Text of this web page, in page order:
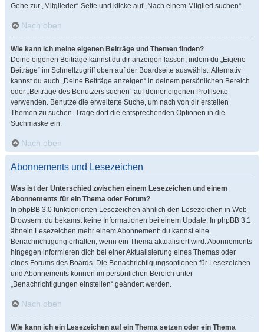
Gehe zur „Mitglieder“-Seite und klicke auf „Nach einem Mitglied suchen“.
Nach oben
Wie kann ich meine eigenen Beiträge und Themen finden?
Deine eigenen Beiträge kannst du dir anzeigen lassen, indem du „Eigene
Beiträge“ im Schnellzugriff oben auf der Boardseite auswählst. Alternativ
kannst du auch „Deine Beiträge anzeigen“ in deinem persönlichen Bereich
oder „Beiträge des Benutzers suchen“ auf deiner eigenen Profilseite
verwenden. Benutze die erweiterte Suche, um nach von dir erstellen
Themen zu suchen. Trage dort die entsprechenden Optionen in die
Suchmaske ein.
Nach oben
Abonnements und Lesezeichen
Was ist der Unterschied zwischen einem Lesezeichen und einem
Abonnements für ein Thema oder Forum?
In phpBB 3.0 funktionierten Lesezeichen ähnlich den Lesezeichen in Web-
Browsern: du bekamst keine Informationen bei einem Update. In phpBB 3.1
ähneln Lesezeichen mehr einem Abonnement: du kannst eine
Benachrichtigung erhalten, wenn ein Thema aktualisiert wird. Abonnements
hingegen informieren dich bei einer Aktualisierung eines Themas oder
eines Forums des Boards. Die Benachrichtigungsoptionen für Lesezeichen
und Abonnements können im persönlichen Bereich unter
„Benachrichtigungen einstellen“ geändert werden.
Nach oben
Wie kann ich ein Lesezeichen auf ein Thema setzen oder ein Thema